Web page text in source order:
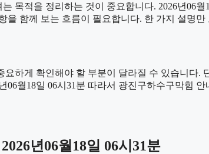
목적을 정리하는 것이 중요합니다. 2026년06
을 함께 보는 흐름이 필요합니다. 한 가지 설명
하게 확인해야 할 부분이 달라질 수 있습니다
06월18일 06시31분 따라서 광진구하수구막힘
년06월18일 06시31분